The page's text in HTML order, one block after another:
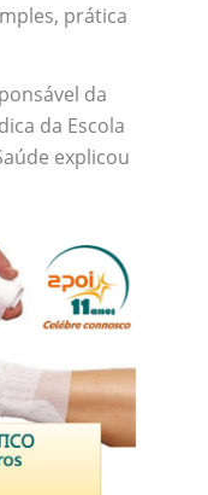
prática
da
da Escola
explicou